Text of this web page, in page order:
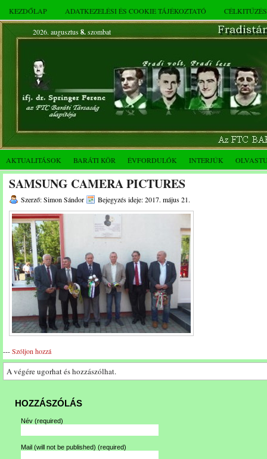
KEZDŐLAP ADATKEZELÉSI ÉS COOKIE TÁJÉKOZTATÓ
2026. augusztus 8.szombat
AKTUALITÁSOK BARÁTI KÖR ÉVFORDULÓK INTERJÚK
SAMSUNG CAMERA PICTURES
Szerző: Simon Sándor Bejegyzés ideje: 2017. május 21.
---Szóljon hozzá
A végére ugorhat és hozzászólhat.
HOZZÁSZÓLÁS
Név (required)
Mail (will not be published) (required)